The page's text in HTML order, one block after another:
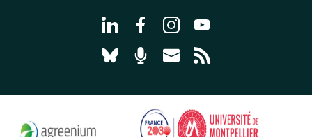
Aller à la page Nous suivre sur
Aller à la page Nous suivre sur
Aller à la page Nous
Aller à la page
Aller à la page Nous suivre sur
Aller à la page Nourrir le
Aller à la page Nous